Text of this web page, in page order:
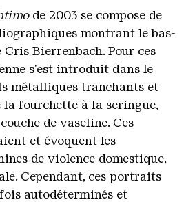
de 2003 se compose de
montrant le bas-
Bierrenbach. Pour ces
s'est introduit dans le
métalliques tranchants et
fourchette à la seringue,
de vaseline. Ces
et évoquent les
de violence domestique,
Cependant, ces portraits
autodéterminés et